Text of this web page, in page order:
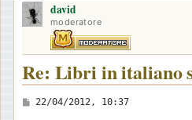
david
moderatore
Re: Libri in italiano
M
22/04/2012, 10:37